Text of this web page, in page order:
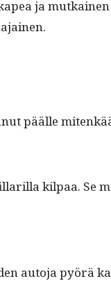
ja
päälle
kil­paa.
auto­ja pyörä